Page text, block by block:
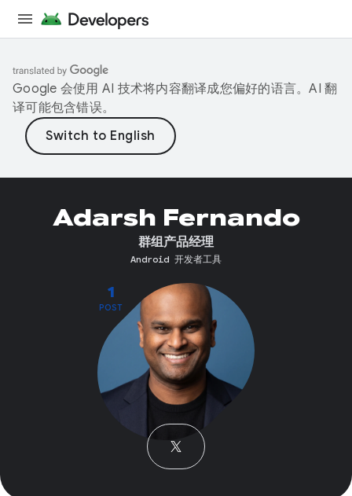
Google 会使用 AI 技术将内容翻译成您偏好的语言。AI 翻
译可能包含错误。
1
POST
Adarsh Fernando
群组产品经理
Android 开发者工具